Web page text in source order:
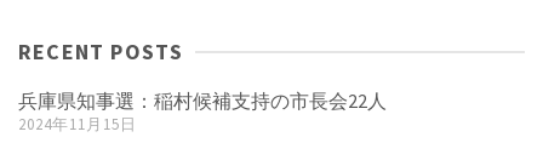
RECENT POSTS
兵庫県知事選：稲村候補支持の市長会22人
2024年11月15日